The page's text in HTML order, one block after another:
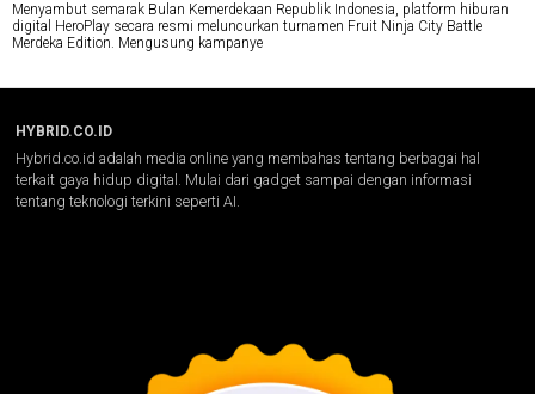
Menyambut semarak Bulan Kemerdekaan Republik Indonesia, platform hiburan
digital HeroPlay secara resmi meluncurkan turnamen Fruit Ninja City Battle
Merdeka Edition. Mengusung kampanye
HYBRID.CO.ID
Hybrid.co.id adalah media online yang membahas tentang berbagai hal
terkait gaya hidup digital. Mulai dari gadget sampai dengan informasi
tentang teknologi terkini seperti AI.